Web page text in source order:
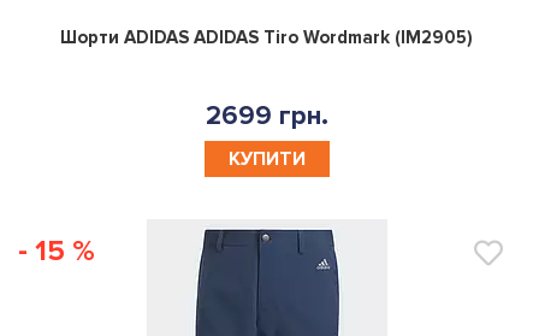
0
Шорти ADIDAS ADIDAS Tiro Wordmark (IM2905)
2699 грн.
КУПИТИ
- 15 %